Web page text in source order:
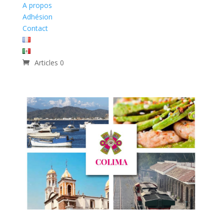
A propos
Adhésion
Contact
Articles 0